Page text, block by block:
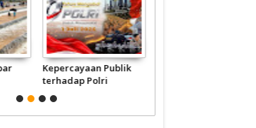
BBM Nonsubsidi Naik,
Kemiskinan pun Naik